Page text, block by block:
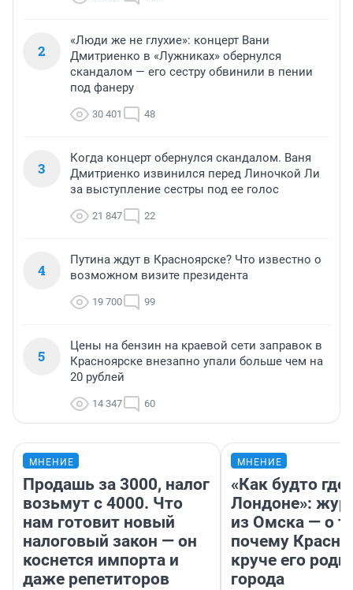
2
«Люди же не глухие»: концерт Вани
Дмитриенко в «Лужниках» обернулся
скандалом — его сестру обвинили в пении
под фанеру
30 401 48
3
Когда концерт обернулся скандалом. Ваня
Дмитриенко извинился перед Линочкой Ли
за выступление сестры под ее голос
21 847 22
4
Путина ждут в Красноярске? Что известно о
возможном визите президента
19 700 99
5
Цены на бензин на краевой сети заправок в
Красноярске внезапно упали больше чем на
20 рублей
14 347 60
МНЕНИЕ
Продашь за 3000, налог
возьмут с 4000. Что
нам готовит новый
налоговый закон — он
коснется импорта и
даже репетиторов
МНЕНИЕ
«Как будто
Лондоне»:
из Омска — о
почему
круче его
города